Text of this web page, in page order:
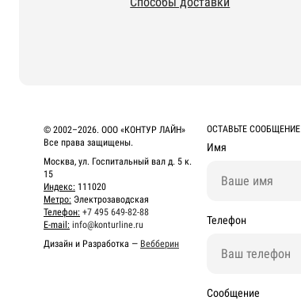
© 2002–2026. ООО «КОНТУР ЛАЙН»
Все права защищены.
Москва, ул. Госпитальный вал д. 5 к.
15
Индекс: 111020
Метро: Электрозаводская
Телефон: +7 495 649-82-88
E-mail: info@konturline.ru
Дизайн и Разработка — Вебберин
ОСТАВЬТЕ СООБЩЕНИЕ
Имя
Телефон
Сообщение